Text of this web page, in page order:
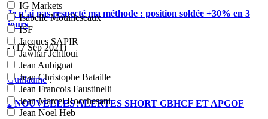
IG Markets
Isabelle Mouilleseaux
ISF
Jacques SAPIR
Jawhar Jchtioui
Jean Aubignat
Jean Christophe Bataille
Jean Francois Faustinelli
Jean Marcel Rocchesani
Jean Noel Heb
Je n’ai pas respecté ma méthode : position soldée +30% en 3
jours
- (17 Sep 2021)
Guillaume:
2 NOUVELLES ALERTES SHORT GBHCF ET APGOF